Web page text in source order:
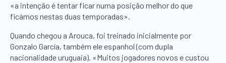
«a intenção é tentar ficar numa posição melhor do que
ficámos nestas duas temporadas».
Quando chegou a Arouca, foi treinado inicialmente por
Gonzalo García, também ele espanhol (com dupla
nacionalidade uruguaia). «Muitos jogadores novos e custou